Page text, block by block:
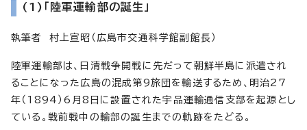
(1)「陸軍運輸部の誕生」
執筆者 村上宣昭（広島市交通科学館副館長）
陸軍運輸部は、日清戦争開戦に先だって朝鮮半島に派遣され
ることになった広島の混成第9旅団を輸送するため、明治27
年（1894）6月8日に設置された宇品運輸通信支部を起源とし
ている。戦前戦中の輸部の誕生までの軌跡をたどる。